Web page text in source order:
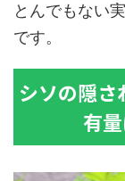
とんでもない
です。
シソの隠
有